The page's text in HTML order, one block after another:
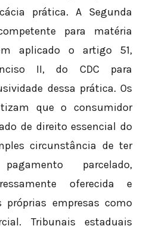
prática. A Segunda
para matéria
aplicado o artigo 51,
II, do CDC para
dessa prática. Os
que o consumidor
de direito essencial do
circunstância de ter
parcelado,
oferecida e
próprias empresas como
Tribunais estaduais